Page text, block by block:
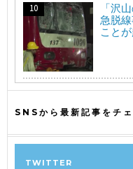
「沢
急脱
こと
SNSから最新記事をチェ
TWITTER